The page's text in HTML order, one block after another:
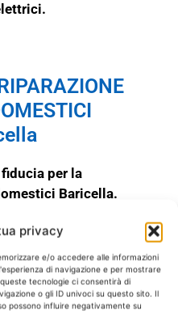
privacy
e/o accedere alle informazioni
di navigazione e per mostrare
tecnologie ci consentirà di
o gli ID univoci su questo sito. Il
possono influire negativamente su
.
per la
Baricella.
fuori garanzia
problemi, chiamaci
servizio di
Baricella
esegue esegue